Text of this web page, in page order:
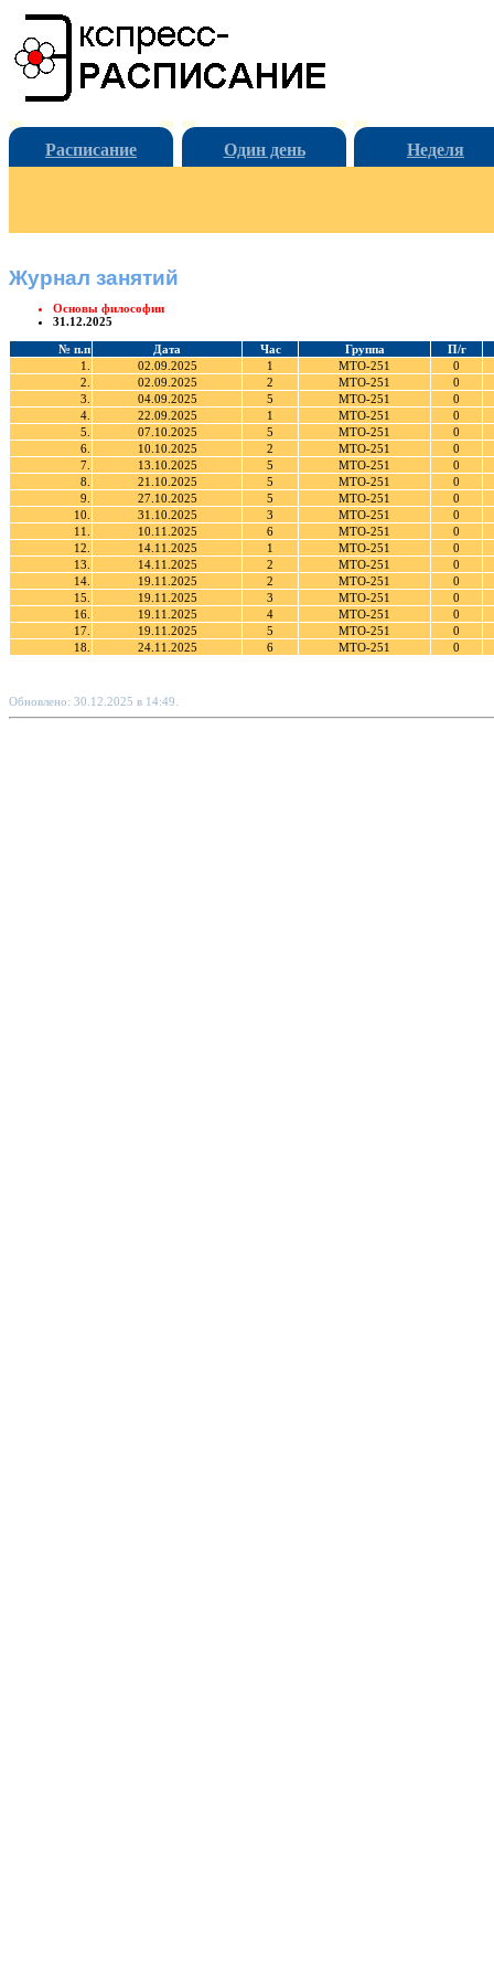
Расписание Один день Неделя
Журнал занятий
Основы философии
31.12.2025
№ п.п Дата Час Группа
П/г
1.
02.09.2025 1 МТО-251
0
2.
02.09.2025 2 МТО-251
0
3.
04.09.2025 5 МТО-251
0
4.
22.09.2025 1 МТО-251
0
5.
07.10.2025 5 МТО-251
0
6.
10.10.2025 2 МТО-251
0
7.
13.10.2025 5 МТО-251
0
8.
21.10.2025 5 МТО-251
0
9.
27.10.2025 5 МТО-251
0
10.
31.10.2025 3 МТО-251
0
11.
10.11.2025 6 МТО-251
0
12.
14.11.2025 1 МТО-251
0
13.
14.11.2025 2 МТО-251
0
14.
19.11.2025 2 МТО-251
0
15.
19.11.2025 3 МТО-251
0
16.
19.11.2025 4 МТО-251
0
17.
19.11.2025 5 МТО-251
0
18.
24.11.2025 6 МТО-251 0
Обновлено: 30.12.2025 в 14:49.